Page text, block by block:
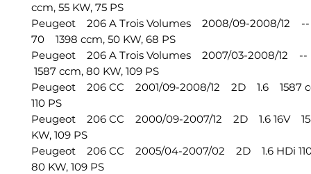
ccm, 55 KW, 75 PS
Peugeot 206 A Trois Volumes 2008/09-2008/12 --
70 1398 ccm, 50 KW, 68 PS
Peugeot 206 A Trois Volumes 2007/03-2008/12
1587 ccm, 80 KW, 109 PS
Peugeot 206 CC 2001/09-2008/12 2D 1.6 1587
110 PS
Peugeot 206 CC 2000/09-2007/12 2D 1.6 16V
KW, 109 PS
Peugeot 206 CC 2005/04-2007/02 2D 1.6 HDi
80 KW, 109 PS